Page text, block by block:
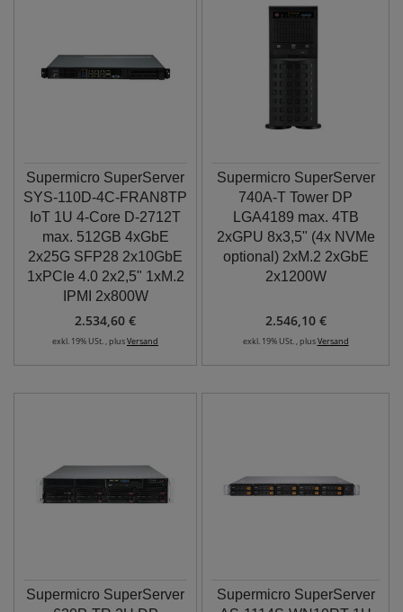
Supermicro SuperServer
SYS-110D-4C-FRAN8TP
IoT 1U 4-Core D-2712T
max. 512GB 4xGbE
2x25G SFP28 2x10GbE
1xPCIe 4.0 2x2,5" 1xM.2
IPMI 2x800W
2.534,60 €
exkl. 19% USt. , plusVersand
Supermicro SuperServer
740A-T Tower DP
LGA4189 max. 4TB
2xGPU 8x3,5" (4x NVMe
optional) 2xM.2 2xGbE
2x1200W
2.546,10 €
exkl. 19% USt. , plusVersand
Supermicro SuperServer
Supermicro SuperServer